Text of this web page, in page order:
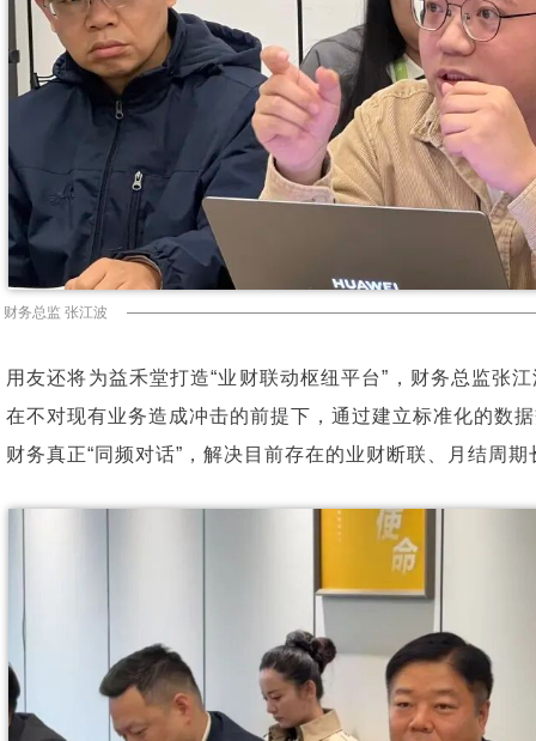
财务总监 张江波
用友还将为益禾堂打造“业财联动枢纽平台”，财务总监张
在不对现有业务造成冲击的前提下，通过建立标准化的数
财务真正“同频对话”，解决目前存在的业财断联、月结周